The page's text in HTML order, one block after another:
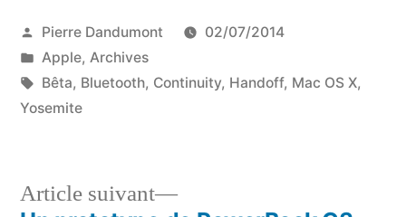
Publié
par
Pierre Dandumont
02/07/2014
Publié
dans
Apple, Archives
Étiquettes :
Bêta, Bluetooth, Continuity, Handoff, Mac OS X,
Yosemite
Article suivant
Article